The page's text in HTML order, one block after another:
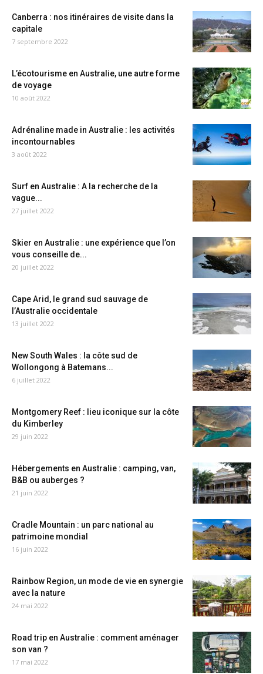
Canberra : nos itinéraires de visite dans la
capitale
7 septembre 2022
L’écotourisme en Australie, une autre forme
de voyage
10 août 2022
Adrénaline made in Australie : les activités
incontournables
3 août 2022
Surf en Australie : A la recherche de la
vague...
27 juillet 2022
Skier en Australie : une expérience que l’on
vous conseille de...
20 juillet 2022
Cape Arid, le grand sud sauvage de
l’Australie occidentale
13 juillet 2022
New South Wales : la côte sud de
Wollongong à Batemans...
6 juillet 2022
Montgomery Reef : lieu iconique sur la côte
du Kimberley
29 juin 2022
Hébergements en Australie : camping, van,
B&B ou auberges ?
21 juin 2022
Cradle Mountain : un parc national au
patrimoine mondial
16 juin 2022
Rainbow Region, un mode de vie en synergie
avec la nature
24 mai 2022
Road trip en Australie : comment aménager
son van ?
17 mai 2022